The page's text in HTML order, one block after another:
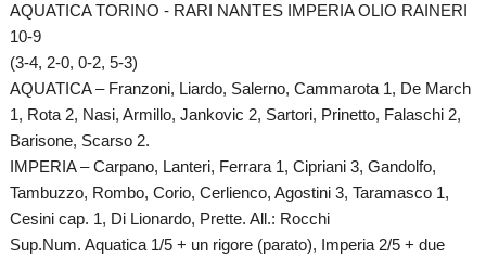
AQUATICA TORINO - RARI NANTES IMPERIA OLIO RAINERI
10-9
(3-4, 2-0, 0-2, 5-3)
AQUATICA – Franzoni, Liardo, Salerno, Cammarota 1, De March
1, Rota 2, Nasi, Armillo, Jankovic 2, Sartori, Prinetto, Falaschi 2,
Barisone, Scarso 2.
IMPERIA – Carpano, Lanteri, Ferrara 1, Cipriani 3, Gandolfo,
Tambuzzo, Rombo, Corio, Cerlienco, Agostini 3, Taramasco 1,
Cesini cap. 1, Di Lionardo, Prette. All.: Rocchi
Sup.Num. Aquatica 1/5 + un rigore (parato), Imperia 2/5 + due